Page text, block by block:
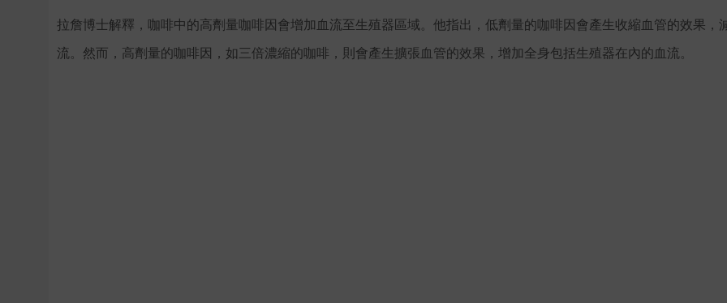
拉詹博士解釋，咖啡中的高劑量咖啡因會增加血流至生殖器區域。他指出，低劑量的咖啡因會產生收縮血管的效果，
流。然而，高劑量的咖啡因，如三倍濃縮的咖啡，則會產生擴張血管的效果，增加全身包括生殖器在內的血流。